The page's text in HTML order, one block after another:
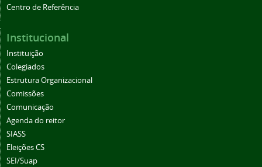
Centro de Referência
Institucional
Instituição
Colegiados
Estrutura Organizacional
Comissões
Comunicação
Agenda do reitor
SIASS
Eleições CS
SEI/Suap